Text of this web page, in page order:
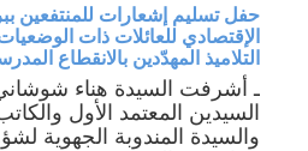
حفل تسليم إشعارات للمنتفعين
الإقتصادي للعائلات ذات
التلاميذ المهدّدين بالانقطاع
ـ أشرفت السيدة هناء
السيدين المعتمد الأول
والسيدة المندوبة الجهوية